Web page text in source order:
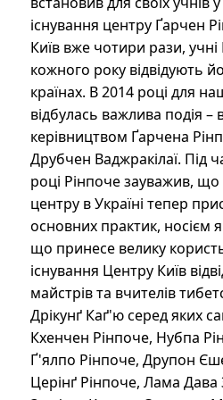
Коли ми усвідомлюємо, що
долають негативні емоції,
ми повинні культивувати
них. Ми повинні робити
швидко звільнилися від
емоцій, невідання та
любов’ю, співчуттям і
ворогів і всіх живих істот,
перешкоди у вигляді
нашій практиці. Зараз у
реагуємо, керуючись
призвести до більш
в кінцевому підсумку
страждань — як наших так
ми можемо замість цього
любов, співчуття і
особливо до наших
існування центру Ґарчен
Київ вже чотири рази,
кожного року відвідують
країнах. В 2014 році для
відбулась важлива подія –
керівництвом Ґарчена
Друбчен Ваджракілаї. Під
році Рінпоче зауважив, що
центру в Україні тепер
основних практик, носієм
що принесе велику
існування Центру Київ
майстрів та вчителів
Дрікунґ Каґ'ю серед яких
Кхенчен Рінпоче, Нубпа
Ґ'ялпо Рінпоче, Друпон
Церінґ Рінпоче, Лама